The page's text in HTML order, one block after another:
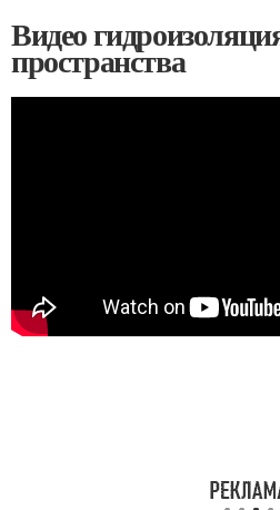
Видео
пространства